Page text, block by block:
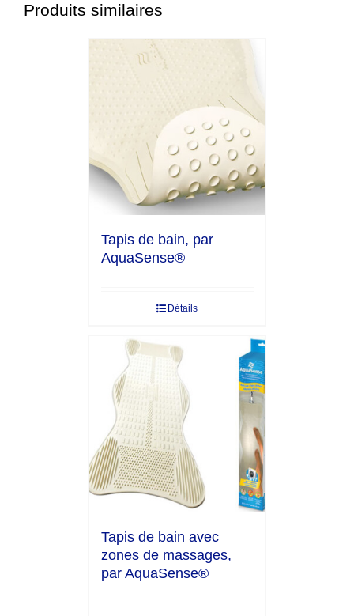
Produits similaires
Tapis de bain, par
AquaSense®
Détails
Tapis de bain avec
zones de massages,
par AquaSense®